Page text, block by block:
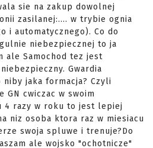
sie na zakup dowolnej
zasilanej:.... w trybie ognia
i automatycznego). Co do
niebezpiecznej to ja
ale Samochod tez jest
Gwardia
niby jaka formacja? Czyli
GN cwiczac w swoim
4 razy w roku to jest lepiej
niz osoba ktora raz w miesiacu
swoja spluwe i trenuje?Do
ale wojsko "ochotnicze"